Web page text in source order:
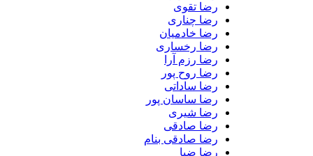
رضا تقوی
رضا چناری
رضا خادمیان
رضا رخساری
رضا رزم آرا
رضا روح پور
رضا ساداتی
رضا ساسان پور
رضا شیری
رضا صادقی
رضا صادقی بنام
رضا ضیا